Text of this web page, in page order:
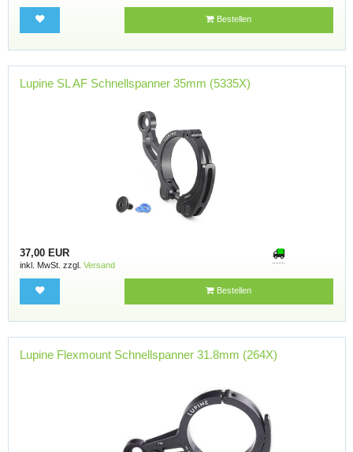
Bestellen
Lupine SL AF Schnellspanner 35mm (5335X)
37,00 EUR
inkl. MwSt. zzgl. Versand
Bestellen
Lupine Flexmount Schnellspanner 31.8mm (264X)